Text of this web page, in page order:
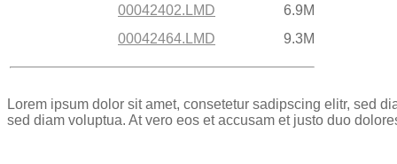
00042402.LMD
6.9M
00042464.LMD
9.3M
Lorem ipsum dolor sit amet, consetetur sadipscing elitr, sed
sed diam voluptua. At vero eos et accusam et justo duo